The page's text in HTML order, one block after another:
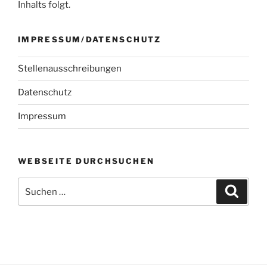
Inhalts folgt.
IMPRESSUM/DATENSCHUTZ
Stellenausschreibungen
Datenschutz
Impressum
WEBSEITE DURCHSUCHEN
nach: